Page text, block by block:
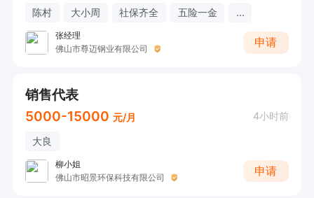
陈村 大小周 社保齐全 五险一金 ...
张经理
佛山市尊迈钢业有限公司
申请
销售代表
5000-15000 元/月 4小时前
大良
柳小姐
佛山市昭景环保科技有限公司
申请